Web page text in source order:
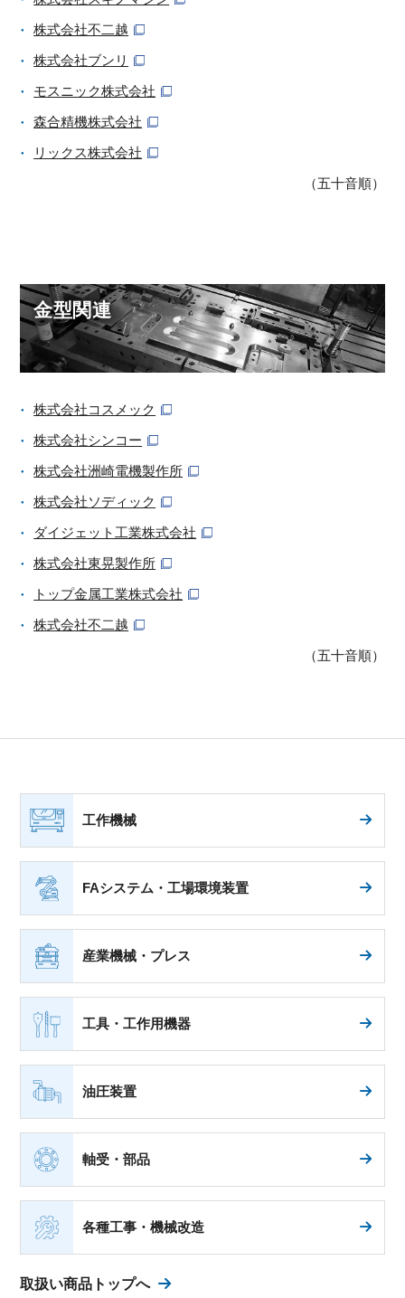
株式会社不二越
株式会社ブンリ
モスニック株式会社
森合精機株式会社
リックス株式会社
（五十音順）
金型関連
株式会社コスメック
株式会社シンコー
株式会社洲崎電機製作所
株式会社ソディック
ダイジェット工業株式会社
株式会社東晃製作所
トップ金属工業株式会社
株式会社不二越
（五十音順）
工作機械
FAシステム・工場環境装置
産業機械・プレス
工具・工作用機器
油圧装置
軸受・部品
各種工事・機械改造
取扱い商品トップへ